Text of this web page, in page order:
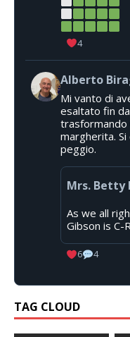
4
Alberto
Mi vanto di
esaltato fin
trasformando
margherita.
peggio.
Mrs. Betty
As we all
Gibson is C-
6 4
TAG CLOUD